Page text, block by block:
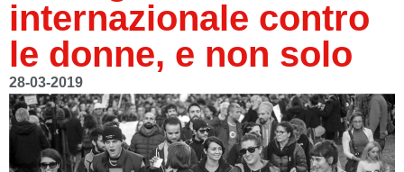
internazionale contro
le donne, e non solo
28-03-2019